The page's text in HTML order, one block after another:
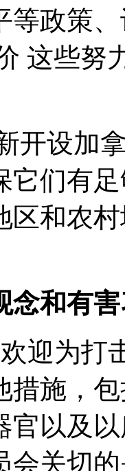
等政策
这些努
开设加
它们有
区和农
念和有
迎为打
措施，
官以及
会关切